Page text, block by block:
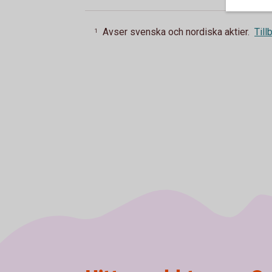
1 Avser svenska och nordiska aktier.